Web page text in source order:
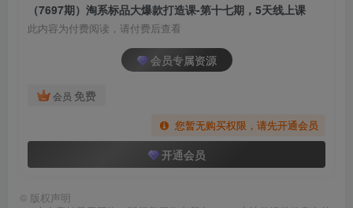
（7697期）淘系标品大爆款打造课-第十七期，5天线上课
此内容为付费阅读，请付费后查看
会员专属资源
会员 免费
您暂无购买权限，请先开通会员
开通会员
© 版权声明